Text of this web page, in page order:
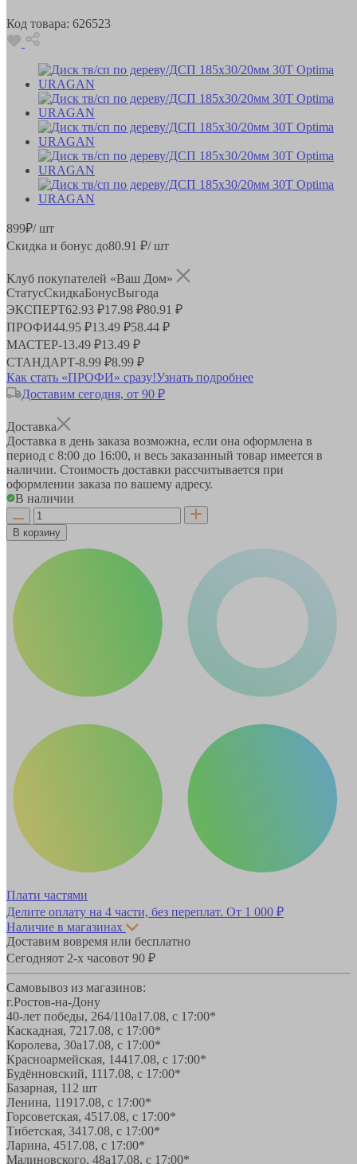
Код товара: 626523
899₽/ шт
Скидка и бонус до80.91 ₽/ шт
Клуб покупателей «Ваш Дом»
СтатусСкидкаБонусВыгода
ЭКСПЕРТ62.93 ₽17.98 ₽80.91 ₽
ПРОФИ44.95 ₽13.49 ₽58.44 ₽
МАСТЕР-13.49 ₽13.49 ₽
СТАНДАРТ-8.99 ₽8.99 ₽
Как стать «ПРОФИ» сразу!Узнать подробнее
Доставим сегодня, от 90 ₽
Доставка
Доставка в день заказа возможна, если она оформлена в
период с 8:00 до 16:00, и весь заказанный товар имеется в
наличии. Стоимость доставки рассчитывается при
оформлении заказа по вашему адресу.
В наличии
В корзину
Плати частями
Делите оплату на 4 части, без переплат. От 1 000 ₽
Наличие в магазинах
Доставим вовремя или бесплатно
Сегодняот 2-х часовот 90 ₽
Самовывоз из магазинов:
г.Ростов-на-Дону
40-лет победы, 264/110а17.08, с 17:00*
Каскадная, 7217.08, с 17:00*
Королева, 30а17.08, с 17:00*
Красноармейская, 14417.08, с 17:00*
Будённовский, 1117.08, с 17:00*
Базарная, 11 2 шт
Ленина, 11917.08, с 17:00*
Горсоветская, 4517.08, с 17:00*
Тибетская, 3417.08, с 17:00*
Ларина, 4517.08, с 17:00*
Малиновского, 48а17.08, с 17:00*